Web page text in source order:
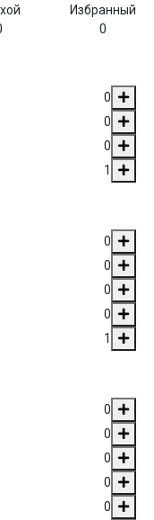
Избранный
0
0
0
0
1
0
0
0
0
1
0
0
0
0
0